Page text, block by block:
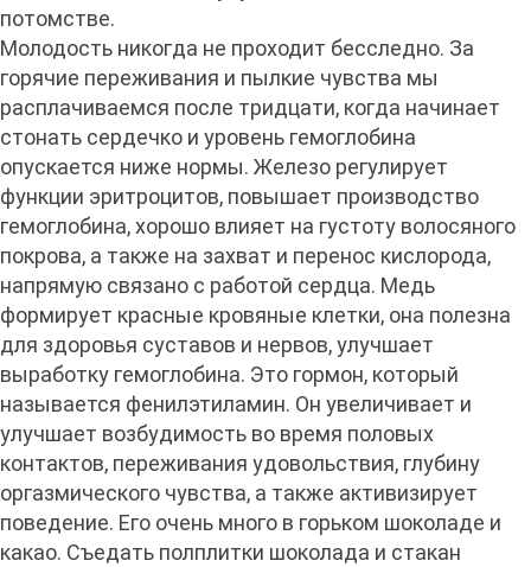
потомстве.
Молодость никогда не проходит бесследно. За
горячие переживания и пылкие чувства мы
расплачиваемся после тридцати, когда начинает
стонать сердечко и уровень гемоглобина
опускается ниже нормы. Железо регулирует
функции эритроцитов, повышает производство
гемоглобина, хорошо влияет на густоту волосяного
покрова, а также на захват и перенос кислорода,
напрямую связано с работой сердца. Медь
формирует красные кровяные клетки, она полезна
для здоровья суставов и нервов, улучшает
выработку гемоглобина. Это гормон, который
называется фенилэтиламин. Он увеличивает и
улучшает возбудимость во время половых
контактов, переживания удовольствия, глубину
оргазмического чувства, а также активизирует
поведение. Его очень много в горьком шоколаде и
какао. Съедать полплитки шоколада и стакан